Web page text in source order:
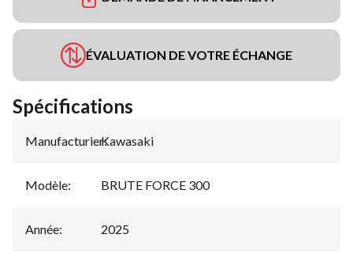
ÉVALUATION DE VOTRE ÉCHANGE
Spécifications
Manufacturier:
Kawasaki
Modèle: BRUTE FORCE 300
Année: 2025